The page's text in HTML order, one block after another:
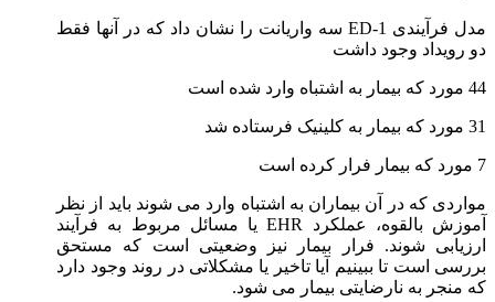
مدل فرآیندی ED-1 سه واریانت را نشان داد که در آنها فقط
دو رویداد وجود داشت
44 مورد که بیمار به اشتباه وارد شده است
31 مورد که بیمار به کلینیک فرستاده شد
7 مورد که بیمار فرار کرده است
مواردی که در آن بیماران به اشتباه وارد می شوند باید از نظر
آموزش بالقوه، عملکرد EHR یا مسائل مربوط به فرآیند
ارزیابی شوند. فرار بیمار نیز وضعیتی است که مستحق
بررسی است تا ببینیم آیا تاخیر یا مشکلاتی در روند وجود دارد
که منجر به نارضایتی بیمار می شود.